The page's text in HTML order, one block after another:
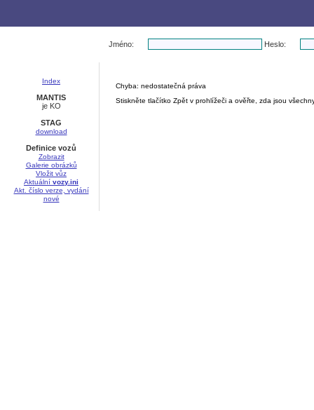
Index
MANTIS
je KO
STAG
download
Definice vozů
Zobrazit
Galerie obrázků
Vložit vůz
Aktuální vozy.ini
Akt. číslo verze, vydání
nové
Jméno: Heslo:
Chyba: nedostatečná práva
Stiskněte tlačítko Zpět v prohlížeči a ověřte, zda jsou